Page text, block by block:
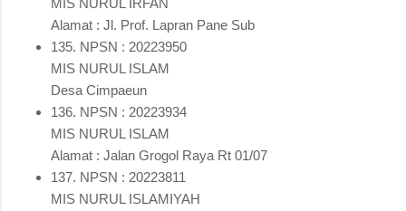
Alamat : Jl. Prof. Lapran Pane Sub
135. NPSN : 20223950
MIS NURUL ISLAM
Desa Cimpaeun
136. NPSN : 20223934
MIS NURUL ISLAM
Alamat : Jalan Grogol Raya Rt 01/07
137. NPSN : 20223811
MIS NURUL ISLAMIYAH